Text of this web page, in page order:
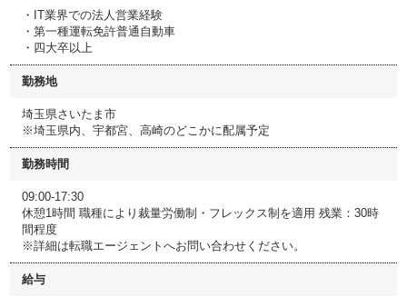
・IT業界での法人営業経験
・第一種運転免許普通自動車
・四大卒以上
勤務地
埼玉県さいたま市
※埼玉県内、宇都宮、高崎のどこかに配属予定
勤務時間
09:00-17:30
休憩1時間 職種により裁量労働制・フレックス制を適用 残業：30時
間程度
※詳細は転職エージェントへお問い合わせください。
給与